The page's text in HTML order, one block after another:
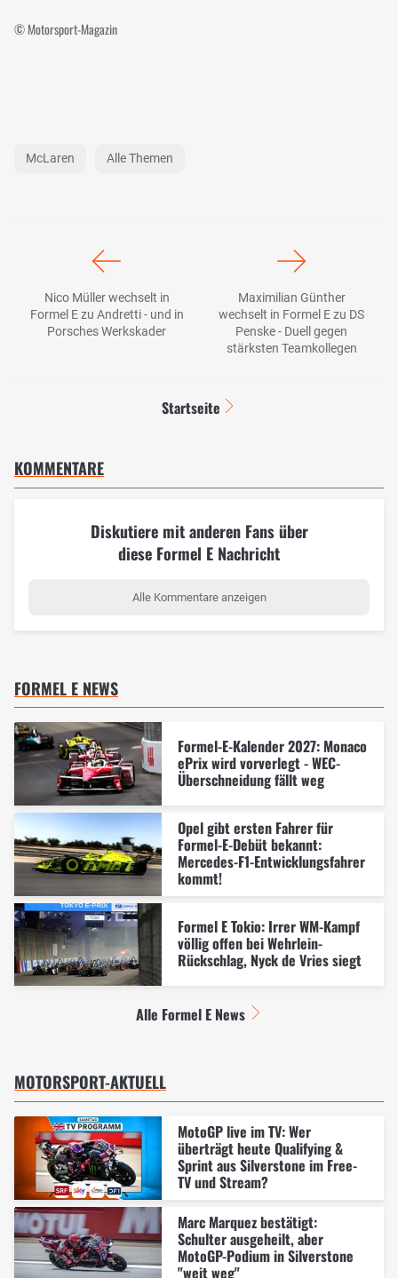
© Motorsport-Magazin
McLaren Alle Themen
Nico Müller wechselt in
Formel E zu Andretti - und in
Porsches Werkskader
Maximilian Günther
wechselt in Formel E zu DS
Penske - Duell gegen
stärksten Teamkollegen
Startseite
KOMMENTARE
Diskutiere mit anderen Fans über
diese Formel E Nachricht
Alle Kommentare anzeigen
FORMEL E NEWS
Formel-E-Kalender 2027: Monaco
ePrix wird vorverlegt - WEC-
Überschneidung fällt weg
Opel gibt ersten Fahrer für
Formel-E-Debüt bekannt:
Mercedes-F1-Entwicklungsfahrer
kommt!
Formel E Tokio: Irrer WM-Kampf
völlig offen bei Wehrlein-
Rückschlag, Nyck de Vries siegt
Alle Formel E News
MOTORSPORT-AKTUELL
MotoGP live im TV: Wer
überträgt heute Qualifying &
Sprint aus Silverstone im Free-
TV und Stream?
Marc Marquez bestätigt:
Schulter ausgeheilt, aber
MotoGP-Podium in Silverstone
"weit weg"